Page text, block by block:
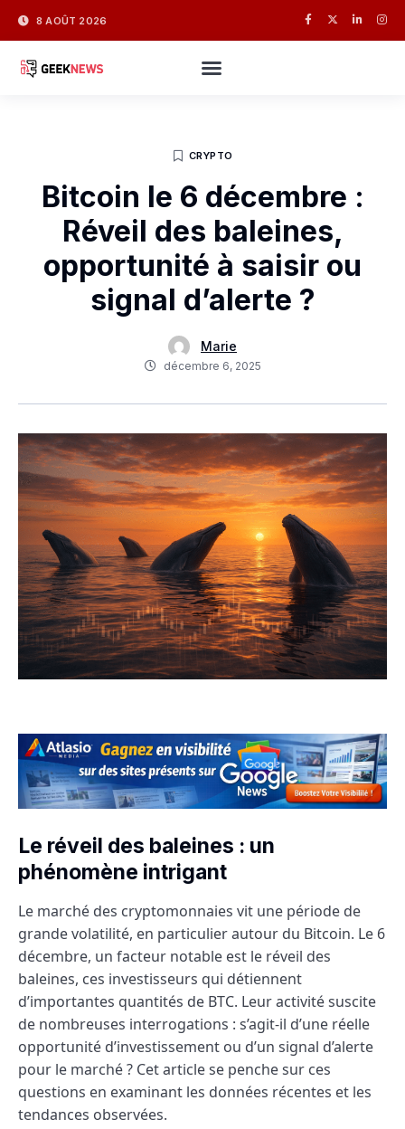
8 AOÛT 2026
CRYPTO
Bitcoin le 6 décembre :
Réveil des baleines,
opportunité à saisir ou
signal d’alerte ?
Marie
décembre 6, 2025
Le réveil des baleines : un
phénomène intrigant
Le marché des cryptomonnaies vit une période de
grande volatilité, en particulier autour du Bitcoin. Le 6
décembre, un facteur notable est le réveil des
baleines, ces investisseurs qui détiennent
d’importantes quantités de BTC. Leur activité suscite
de nombreuses interrogations : s’agit-il d’une réelle
opportunité d’investissement ou d’un signal d’alerte
pour le marché ? Cet article se penche sur ces
questions en examinant les données récentes et les
tendances observées.